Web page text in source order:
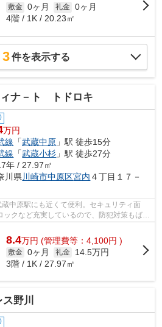
敷金 0ヶ月 礼金 0ヶ月
4階 / 1K / 20.23㎡
3件を表示する
ナ－ト トドロキ
万円
線 「武蔵中原 」駅 徒歩15分
線 「武蔵小杉 」駅 徒歩27分
年 / 27.97㎡
川県川崎市中原区宮内 ４丁目１７－
中原駅にも近くて便利。セキュリティ面
ックなど充実しているので、防犯対策もばっ
セス可...
8.4万円 (管理費等：4,100円 )
敷金 0ヶ月 礼金
14.5万円
3階 / 1K / 27.97㎡
野川